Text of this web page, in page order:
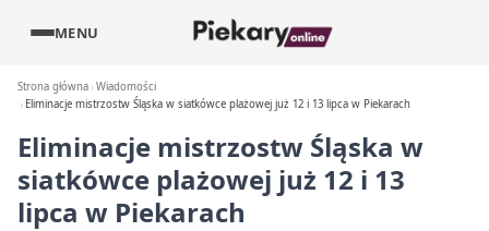
MENU
Strona główna Wiadomości
Eliminacje mistrzostw Śląska w siatkówce plażowej już 12 i 13 lipca w Piekarach
Eliminacje mistrzostw Śląska w
siatkówce plażowej już 12 i 13
lipca w Piekarach